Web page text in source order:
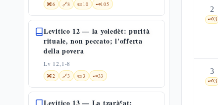
🔀6 🔗8 📜10 🗝️105
Levitico 12 — la yoledèt: purità
rituale, non peccato; l'offerta
della povera
Lv 12,1-8
🔀2 🔗3 📜3 🗝️33
Levitico 13 — La tzaràʿat:
2
🗝️3
3
🗝️3